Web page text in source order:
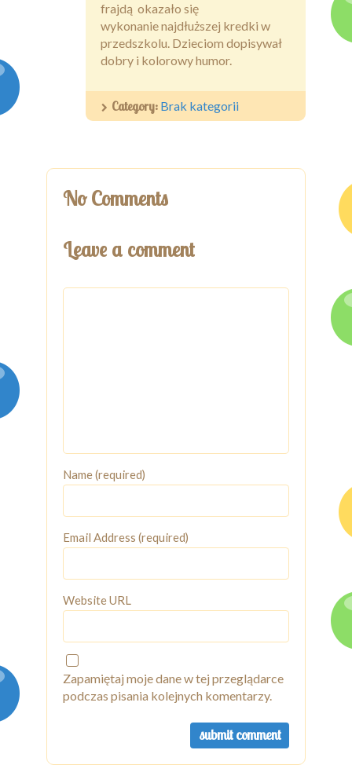
frajdą okazało się
wykonanie najdłuższej kredki w
przedszkolu. Dzieciom dopisywał
dobry i kolorowy humor.
Category: Brak kategorii
No Comments
Leave a comment
Name (required)
Email Address (required)
Website URL
Zapamiętaj moje dane w tej przeglądarce
podczas pisania kolejnych komentarzy.